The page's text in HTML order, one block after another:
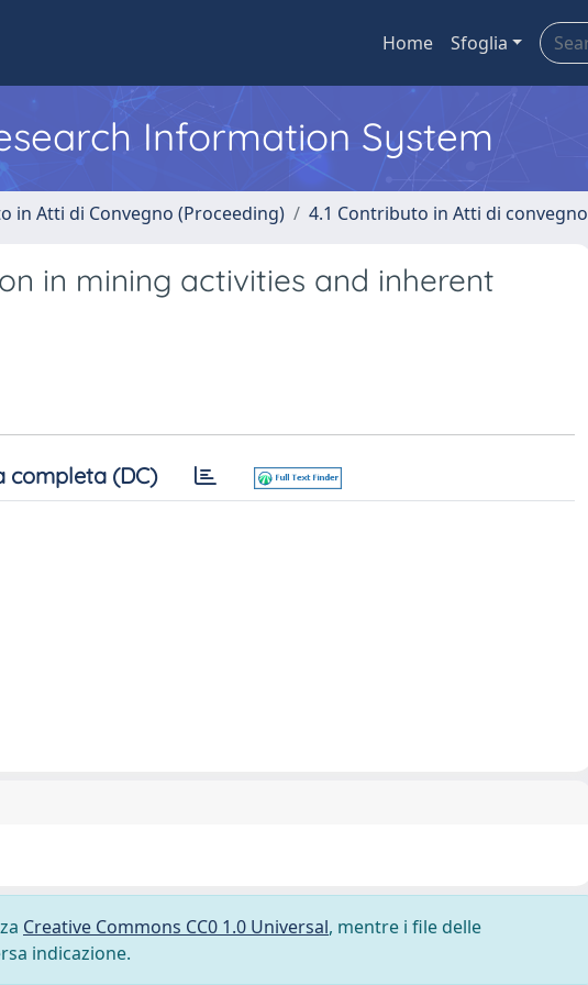
Home Sfoglia
Information System
in Atti di Convegno (Proceeding) 4.1 Contributo in Atti di convegno
in mining activities and inherent
completa (DC)
Creative Commons CC0 1.0 Universal, mentre i file delle
indicazione.